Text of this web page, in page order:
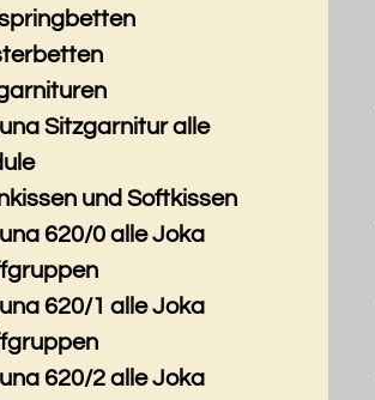
Sitzgarnitur alle
und Softkissen
620/0 alle Joka
620/1 alle Joka
620/2 alle Joka